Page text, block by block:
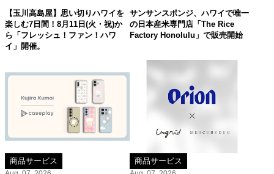
【玉川高島屋】思い切りハワイを
楽しむ7日間！8月11日(火・祝)か
ら「フレッシュ！ファン！ハワ
イ」開催。
サンサンスポンジ、ハワイで唯一
の日本産米専門店「The Rice
Factory Honolulu」で販売開始
商品サービス 商品サービス